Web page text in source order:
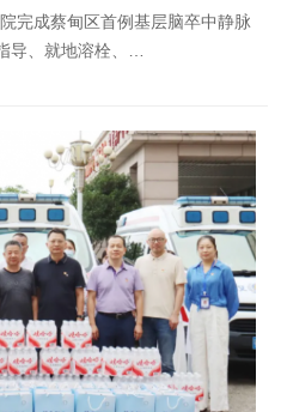
完成蔡甸区首例基层脑卒中静脉
导、就地溶栓、…